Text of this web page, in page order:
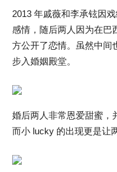
2013 年戚薇和李承铉因
感情，随后两人因为在巴
方公开了恋情。虽然中间
步入婚姻殿堂。
婚后两人非常恩爱甜蜜，
而小 lucky 的出现更是让